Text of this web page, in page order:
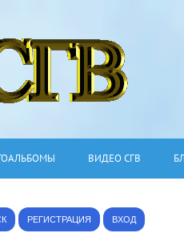
ВИДЕО СГВ
РЕГИСТРАЦИЯ ВХОД